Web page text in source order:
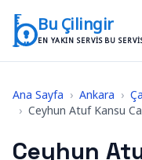
Bu Çilingir
EN YAKIN SERVIS BU
Ana Sayfa › Ankara ›
› Ceyhun Atuf Kansu
Ceyhun